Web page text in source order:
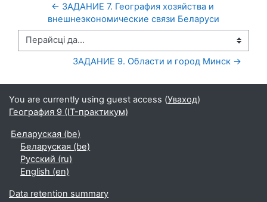
← ЗАДАНИЕ 7. География хозяйства и
внешнеэкономические связи Беларуси
Перайсці да...
ЗАДАНИЕ 9. Области и город Минск →
You are currently using guest access (Уваход)
География 9 (IT-практикум)
Беларуская ‎(be)‎
Беларуская ‎(be)‎
Русский ‎(ru)‎
English ‎(en)‎
Data retention summary